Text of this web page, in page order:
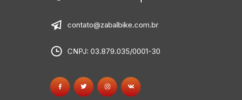
contato@zabalbike.com.br
CNPJ: 03.879.035/0001-30